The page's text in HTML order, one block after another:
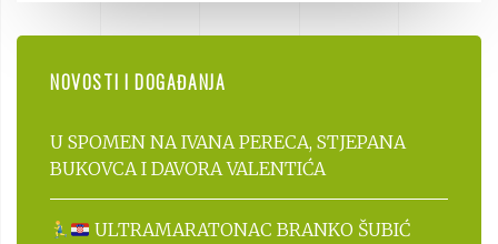
NOVOSTI I DOGAĐANJA
U SPOMEN NA IVANA PERECA, STJEPANA
BUKOVCA I DAVORA VALENTIĆA
ULTRAMARATONAC BRANKO ŠUBIĆ